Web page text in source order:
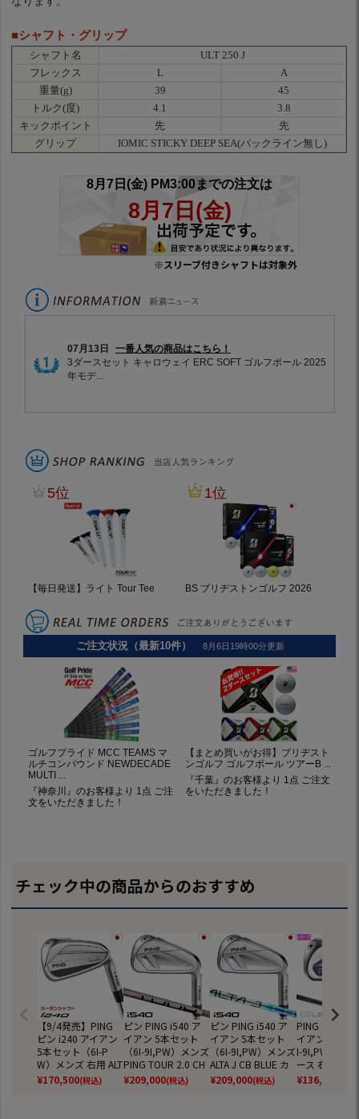
■シャフト・グリップ
シャフト名
ULT 250 J
フレックス
L
A
重量(g)
39
45
トルク(度)
4.1
3.8
キックポイント
先
先
グリップ
IOMIC STICKY DEEP SEA(バックライン無し)
※スリーブ付きシャフトは対象外
チェック中の商品からのおすすめ
【9/4発売】PING
ピン i240 アイアン
5本セット（6I-P
W）メンズ 右用 ALT
A J CB BLUE / TOU
R 2.0 CHROME I カ
¥170,500(税込)
ピン PING i540 ア
イアン 5本セット
（6I-9I,PW）メンズ
PING TOUR 2.0 CH
ROME I カーボン 20
26年モデル 日本正
¥209,000(税込)
ピン PING i540 ア
イアン 5本セット
（6I-9I,PW）メンズ
ALTA J CB BLUE カ
ーボン 2026年モデ
ル 日本正規品 日本
¥209,000(税込)
PING ピン G
イアン 4本セ
I-9I,PW,SW)
ース 右用
カーボン
デル 日本正
¥136,400